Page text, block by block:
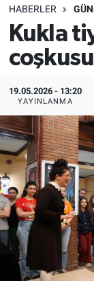
HABERLER
Kukla
19.05.2026 - 13:20
YAYINLANMA
Gündem
Türkiye
Dünya
Sağlık
Alış-
Eskişehir
Röportaj
Ekonomi
Kültür
Politika
Bilecik
Kütahya
Süper Lig
Tüm
Son
Haber